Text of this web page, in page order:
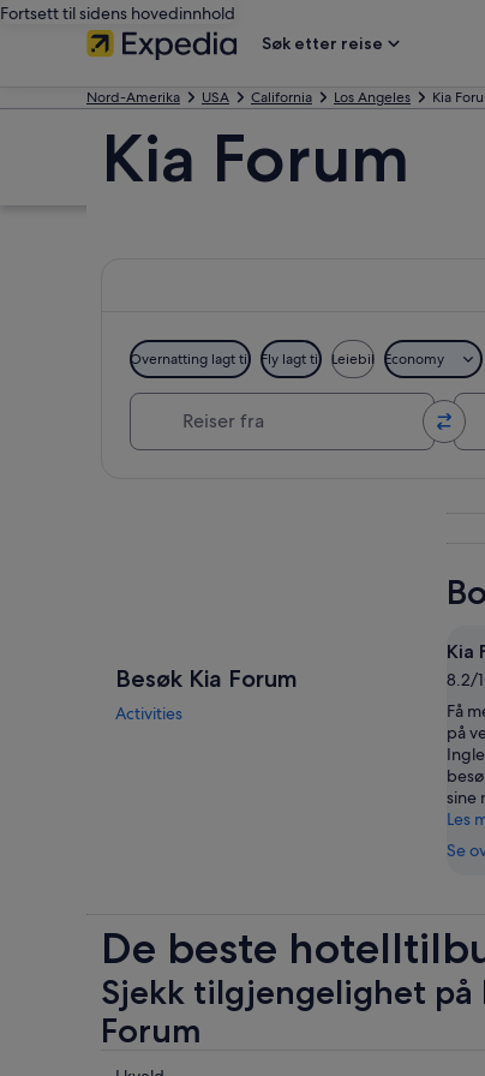
Fortsett til sidens hovedinnhold
Søk etter reise
Nord-Amerika USA California Los Angeles Kia
Kia Forum
Overnatting lagt til Fly lagt til Leiebil Economy
Besøk Kia Forum
Activities
Kia
8.2/
Få
på
sine
Les
Se
De beste
Sjekk tilgjengelighet
Forum